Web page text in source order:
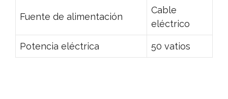
Fuente de alimentación
Cable
eléctrico
Potencia eléctrica 50 vatios